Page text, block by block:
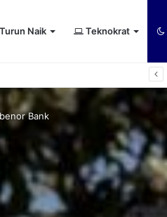
Turun Naik Teknokrat
Bank